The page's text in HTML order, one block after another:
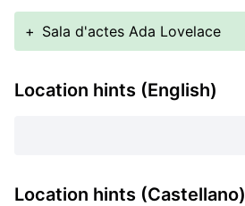
+ Sala d'actes Ada Lovelace
Location hints (English)
Location hints (Castellano)